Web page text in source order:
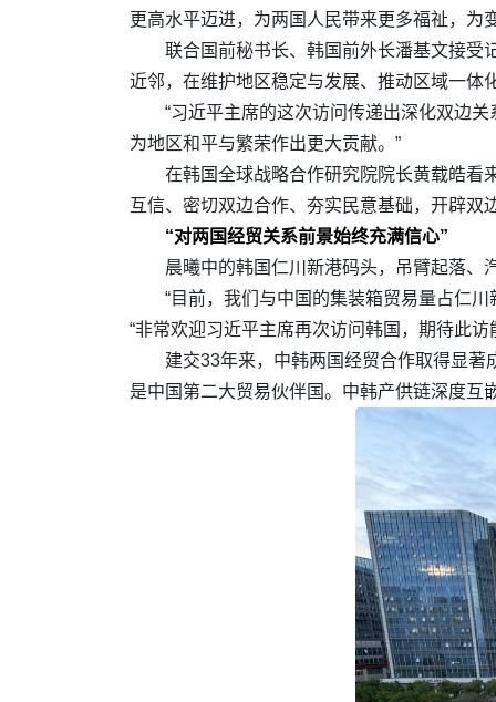
更高水平迈进，为两国人民带来更多福祉，为
联合国前秘书长、韩国前外长潘基文接受
近邻，在维护地区稳定与发展、推动区域一体
“习近平主席的这次访问传递出深化双边
为地区和平与繁荣作出更大贡献。”
在韩国全球战略合作研究院院长黄载皓看
互信、密切双边合作、夯实民意基础，开辟双
“对两国经贸关系前景始终充满信心”
晨曦中的韩国仁川新港码头，吊臂起落、
“目前，我们与中国的集装箱贸易量占仁
“非常欢迎习近平主席再次访问韩国，期待此
建交33年来，中韩两国经贸合作取得显
是中国第二大贸易伙伴国。中韩产供链深度互